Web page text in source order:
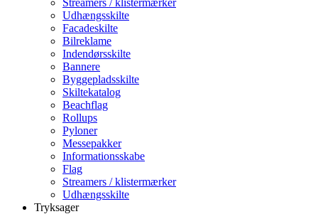
Udhængsskilte
Facadeskilte
Bilreklame
Indendørsskilte
Bannere
Byggepladsskilte
Skiltekatalog
Beachflag
Rollups
Pyloner
Messepakker
Informationsskabe
Flag
Streamers / klistermærker
Udhængsskilte
Tryksager